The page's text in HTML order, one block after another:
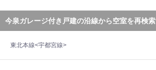
今泉ガレージ付き戸建の沿線から空室を再検索
東北本線<宇都宮線>